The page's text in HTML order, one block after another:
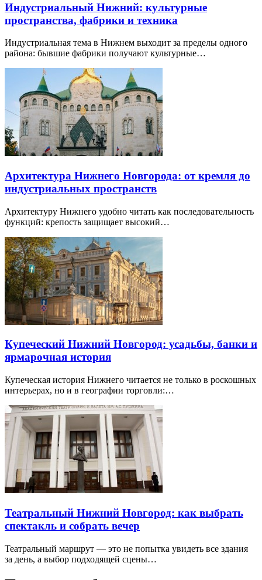
Индустриальный Нижний: культурные
пространства, фабрики и техника
Индустриальная тема в Нижнем выходит за пределы одного
района: бывшие фабрики получают культурные…
Архитектура Нижнего Новгорода: от кремля до
индустриальных пространств
Архитектуру Нижнего удобно читать как последовательность
функций: крепость защищает высокий…
Купеческий Нижний Новгород: усадьбы, банки и
ярмарочная история
Купеческая история Нижнего читается не только в роскошных
интерьерах, но и в географии торговли:…
Театральный Нижний Новгород: как выбрать
спектакль и собрать вечер
Театральный маршрут — это не попытка увидеть все здания
за день, а выбор подходящей сцены…